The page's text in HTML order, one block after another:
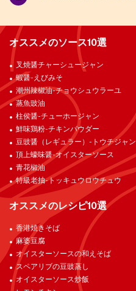
オススメのソース10選
叉焼醤チャーシュージャン
蝦醤-えびみそ
潮州辣椒油-チョウシュウラーユ
蒸魚豉油
柱侯醤-チューホージャン
鮮味鶏粉-チキンパウダー
豆豉醤（レギュラー）-トウチジャン
頂上蠔味醤-オイスターソース
青花椒油
特級老抽-トッキュウロウチュウ
オススメのレシピ10選
香港焼きそば
麻婆豆腐
オイスターソースの和えそば
スペアリブの豆豉蒸し
オイスターソース炒飯